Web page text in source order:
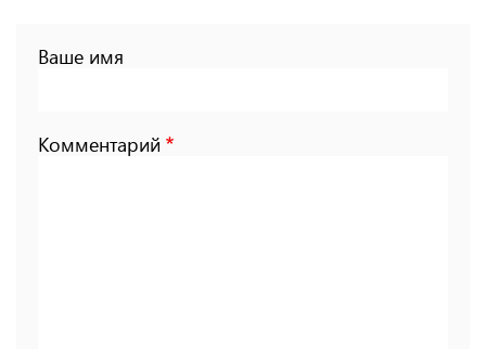
Ваше имя
Комментарий